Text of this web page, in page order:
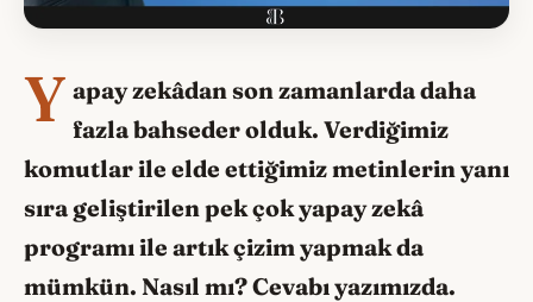
Y apay zekâdan son zamanlarda daha
fazla bahseder olduk. Verdiğimiz
komutlar ile elde ettiğimiz metinlerin yanı
sıra geliştirilen pek çok yapay zekâ
programı ile artık çizim yapmak da
mümkün. Nasıl mı? Cevabı yazımızda.